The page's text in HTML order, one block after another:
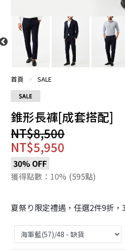
首頁 > SALE
錐形長褲[成套搭配]
NT$8,500
NT$5,950
30% OFF
獲得點數：10% (595點)
夏祭り限定禮遇，任選2件9折，